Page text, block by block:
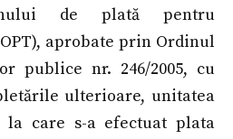
de plată pentru
aprobate prin Ordinul
publice nr. 246/2005, cu
ulterioare, unitatea
la care s-a efectuat plata